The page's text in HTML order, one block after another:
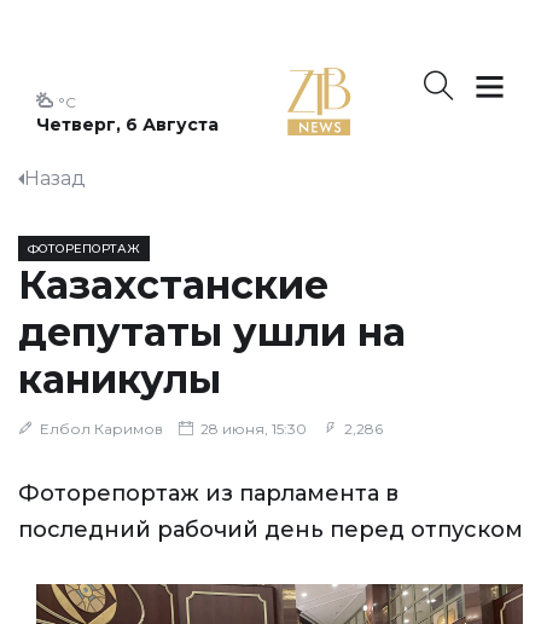
Четверг, 6 Августа
°C
Назад
ФОТОРЕПОРТАЖ
Казахстанские
депутаты ушли на
каникулы
Елбол Каримов 28 июня, 15:30 2,286
Фоторепортаж из парламента в
последний рабочий день перед отпуском